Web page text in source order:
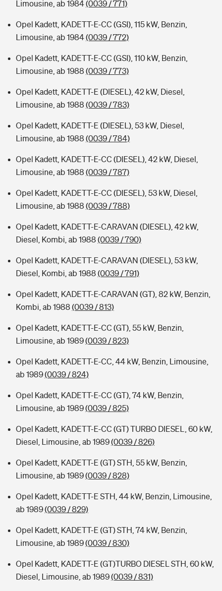
Limousine, ab 1984(0039 / 771)
Opel Kadett, KADETT-E-CC (GSI), 115 kW, Benzin,
Limousine, ab 1984(0039 / 772)
Opel Kadett, KADETT-E-CC (GSI), 110 kW, Benzin,
Limousine, ab 1988 (0039 / 773)
Opel Kadett, KADETT-E (DIESEL), 42 kW, Diesel,
Limousine, ab 1988 (0039 / 783)
Opel Kadett, KADETT-E (DIESEL), 53 kW, Diesel,
Limousine, ab 1988 (0039 / 784)
Opel Kadett, KADETT-E-CC (DIESEL), 42 kW, Diesel,
Limousine, ab 1988 (0039 / 787)
Opel Kadett, KADETT-E-CC (DIESEL), 53 kW, Diesel,
Limousine, ab 1988 (0039 / 788)
Opel Kadett, KADETT-E-CARAVAN (DIESEL), 42 kW,
Diesel, Kombi, ab 1988 (0039 / 790)
Opel Kadett, KADETT-E-CARAVAN (DIESEL), 53 kW,
Diesel, Kombi, ab 1988 (0039 / 791)
Opel Kadett, KADETT-E-CARAVAN (GT), 82 kW, Benzin,
Kombi, ab 1988 (0039 / 813)
Opel Kadett, KADETT-E-CC (GT), 55 kW, Benzin,
Limousine, ab 1989(0039 / 823)
Opel Kadett, KADETT-E-CC, 44 kW, Benzin, Limousine,
ab 1989(0039 / 824)
Opel Kadett, KADETT-E-CC (GT), 74 kW, Benzin,
Limousine, ab 1989(0039 / 825)
Opel Kadett, KADETT-E-CC (GT) TURBO DIESEL, 60 kW,
Diesel, Limousine, ab 1989(0039 / 826)
Opel Kadett, KADETT-E (GT) STH, 55 kW, Benzin,
Limousine, ab 1989(0039 / 828)
Opel Kadett, KADETT-E STH, 44 kW, Benzin, Limousine,
ab 1989(0039 / 829)
Opel Kadett, KADETT-E (GT) STH, 74 kW, Benzin,
Limousine, ab 1989(0039 / 830)
Opel Kadett, KADETT-E (GT)TURBO DIESEL STH, 60 kW,
Diesel, Limousine, ab 1989(0039 / 831)